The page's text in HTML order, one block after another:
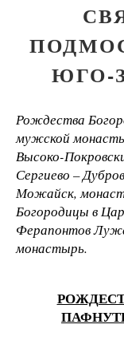
ЮГО-
Рождества
мужской
Высоко-
Сергиево –
Можайск,
Богородицы в
Ферапонтов
монастырь.